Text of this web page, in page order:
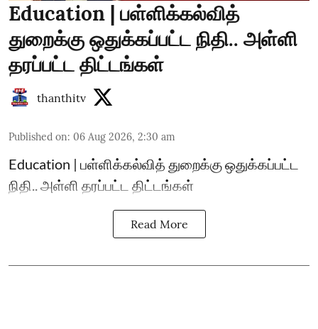
Education | பள்ளிக்கல்வித்
துறைக்கு ஒதுக்கப்பட்ட நிதி.. அள்ளி
தரப்பட்ட திட்டங்கள்
thanthitv
Published on: 06 Aug 2026, 2:30 am
Education | பள்ளிக்கல்வித் துறைக்கு ஒதுக்கப்பட்ட
நிதி.. அள்ளி தரப்பட்ட திட்டங்கள்
Read More